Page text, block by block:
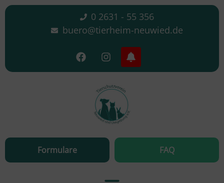
0 2631 - 55 356
buero@tierheim-neuwied.de
Formulare FAQ